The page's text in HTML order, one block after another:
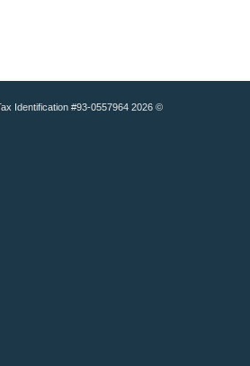
© 2026 Impact NW - 501(c)(3) Tax Identification #93-0557964 |